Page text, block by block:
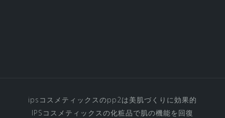
ipsコスメティックスのpp2は美肌づくりに効果的
IPSコスメティックスの化粧品で肌の機能を回復